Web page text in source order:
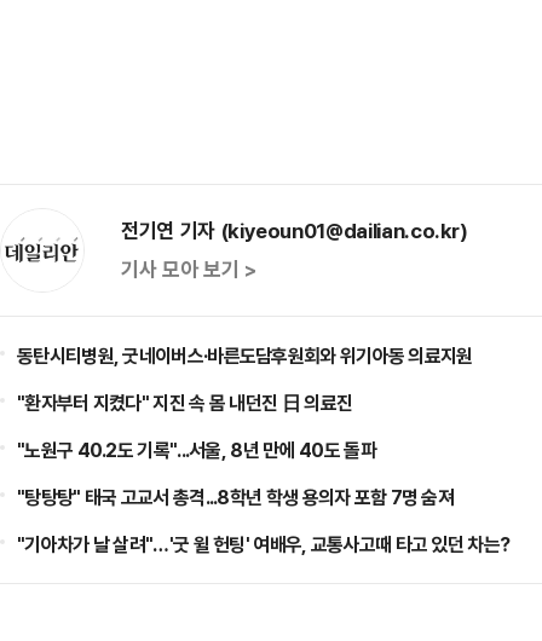
전기연 기자 (kiyeoun01@dailian.co.kr)
기사 모아 보기 >
동탄시티병원, 굿네이버스·바른도담후원회와 위기아동 의료지원
"환자부터 지켰다" 지진 속 몸 내던진 日 의료진
"노원구 40.2도 기록"...서울, 8년 만에 40도 돌파
"탕탕탕" 태국 고교서 총격...8학년 학생 용의자 포함 7명 숨져
"기아차가 날 살려"…'굿 윌 헌팅' 여배우, 교통사고때 타고 있던 차는?